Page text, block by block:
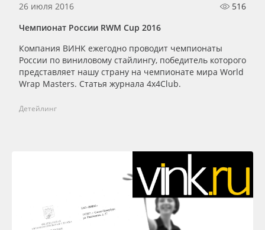
26 июля 2016
516
Чемпионат России RWM Cup 2016
Компания ВИНК ежегодно проводит чемпионаты
России по виниловому стайлингу, победитель которого
представляет нашу страну на чемпионате мира World
Wrap Masters. Статья журнала 4х4Club.
Детейлинг